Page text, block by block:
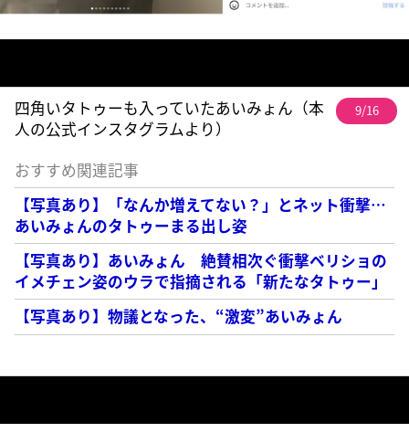
四角いタトゥーも入っていたあいみょん（本
人の公式インスタグラムより）
9/16
おすすめ関連記事
【写真あり】「なんか増えてない？」とネット衝撃…
あいみょんのタトゥーまる出し姿
【写真あり】あいみょん 絶賛相次ぐ衝撃ベリショの
イメチェン姿のウラで指摘される「新たなタトゥー」
【写真あり】物議となった、“激変”あいみょん